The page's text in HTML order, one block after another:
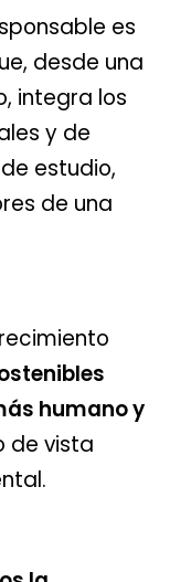
es
desde una
integra los
y de
estudio,
de una
humano y
de vista